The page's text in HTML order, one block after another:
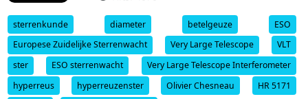
sterrenkunde diameter betelgeuze
ESO
Europese Zuidelijke Sterrenwacht
Very Large Telescope
VLT
ster
ESO sterrenwacht
Very Large Telescope Interferometer
hyperreus
hyperreuzenster Olivier Chesneau
HR 5171